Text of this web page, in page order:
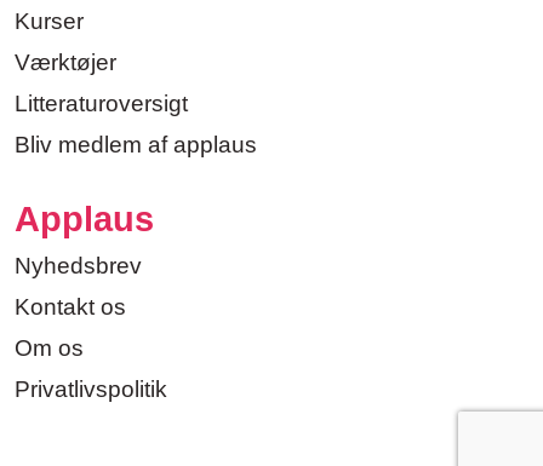
Kurser
Værktøjer
Litteraturoversigt
Bliv medlem af applaus
Applaus
Nyhedsbrev
Kontakt os
Om os
Privatlivspolitik